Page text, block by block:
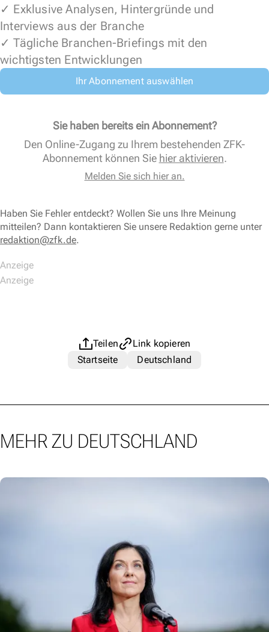
✓ Exklusive Analysen, Hintergründe und
Interviews aus der Branche
✓ Tägliche Branchen-Briefings mit den
wichtigsten Entwicklungen
Ihr Abonnement auswählen
Sie haben bereits ein Abonnement?
Den Online-Zugang zu Ihrem bestehenden ZFK-
Abonnement können Sie hier aktivieren.
Melden Sie sich hier an.
Haben Sie Fehler entdeckt? Wollen Sie uns Ihre Meinung
mitteilen? Dann kontaktieren Sie unsere Redaktion gerne unter
redaktion@zfk.de.
Teilen
Link kopieren
Startseite
Deutschland
MEHR ZU DEUTSCHLAND